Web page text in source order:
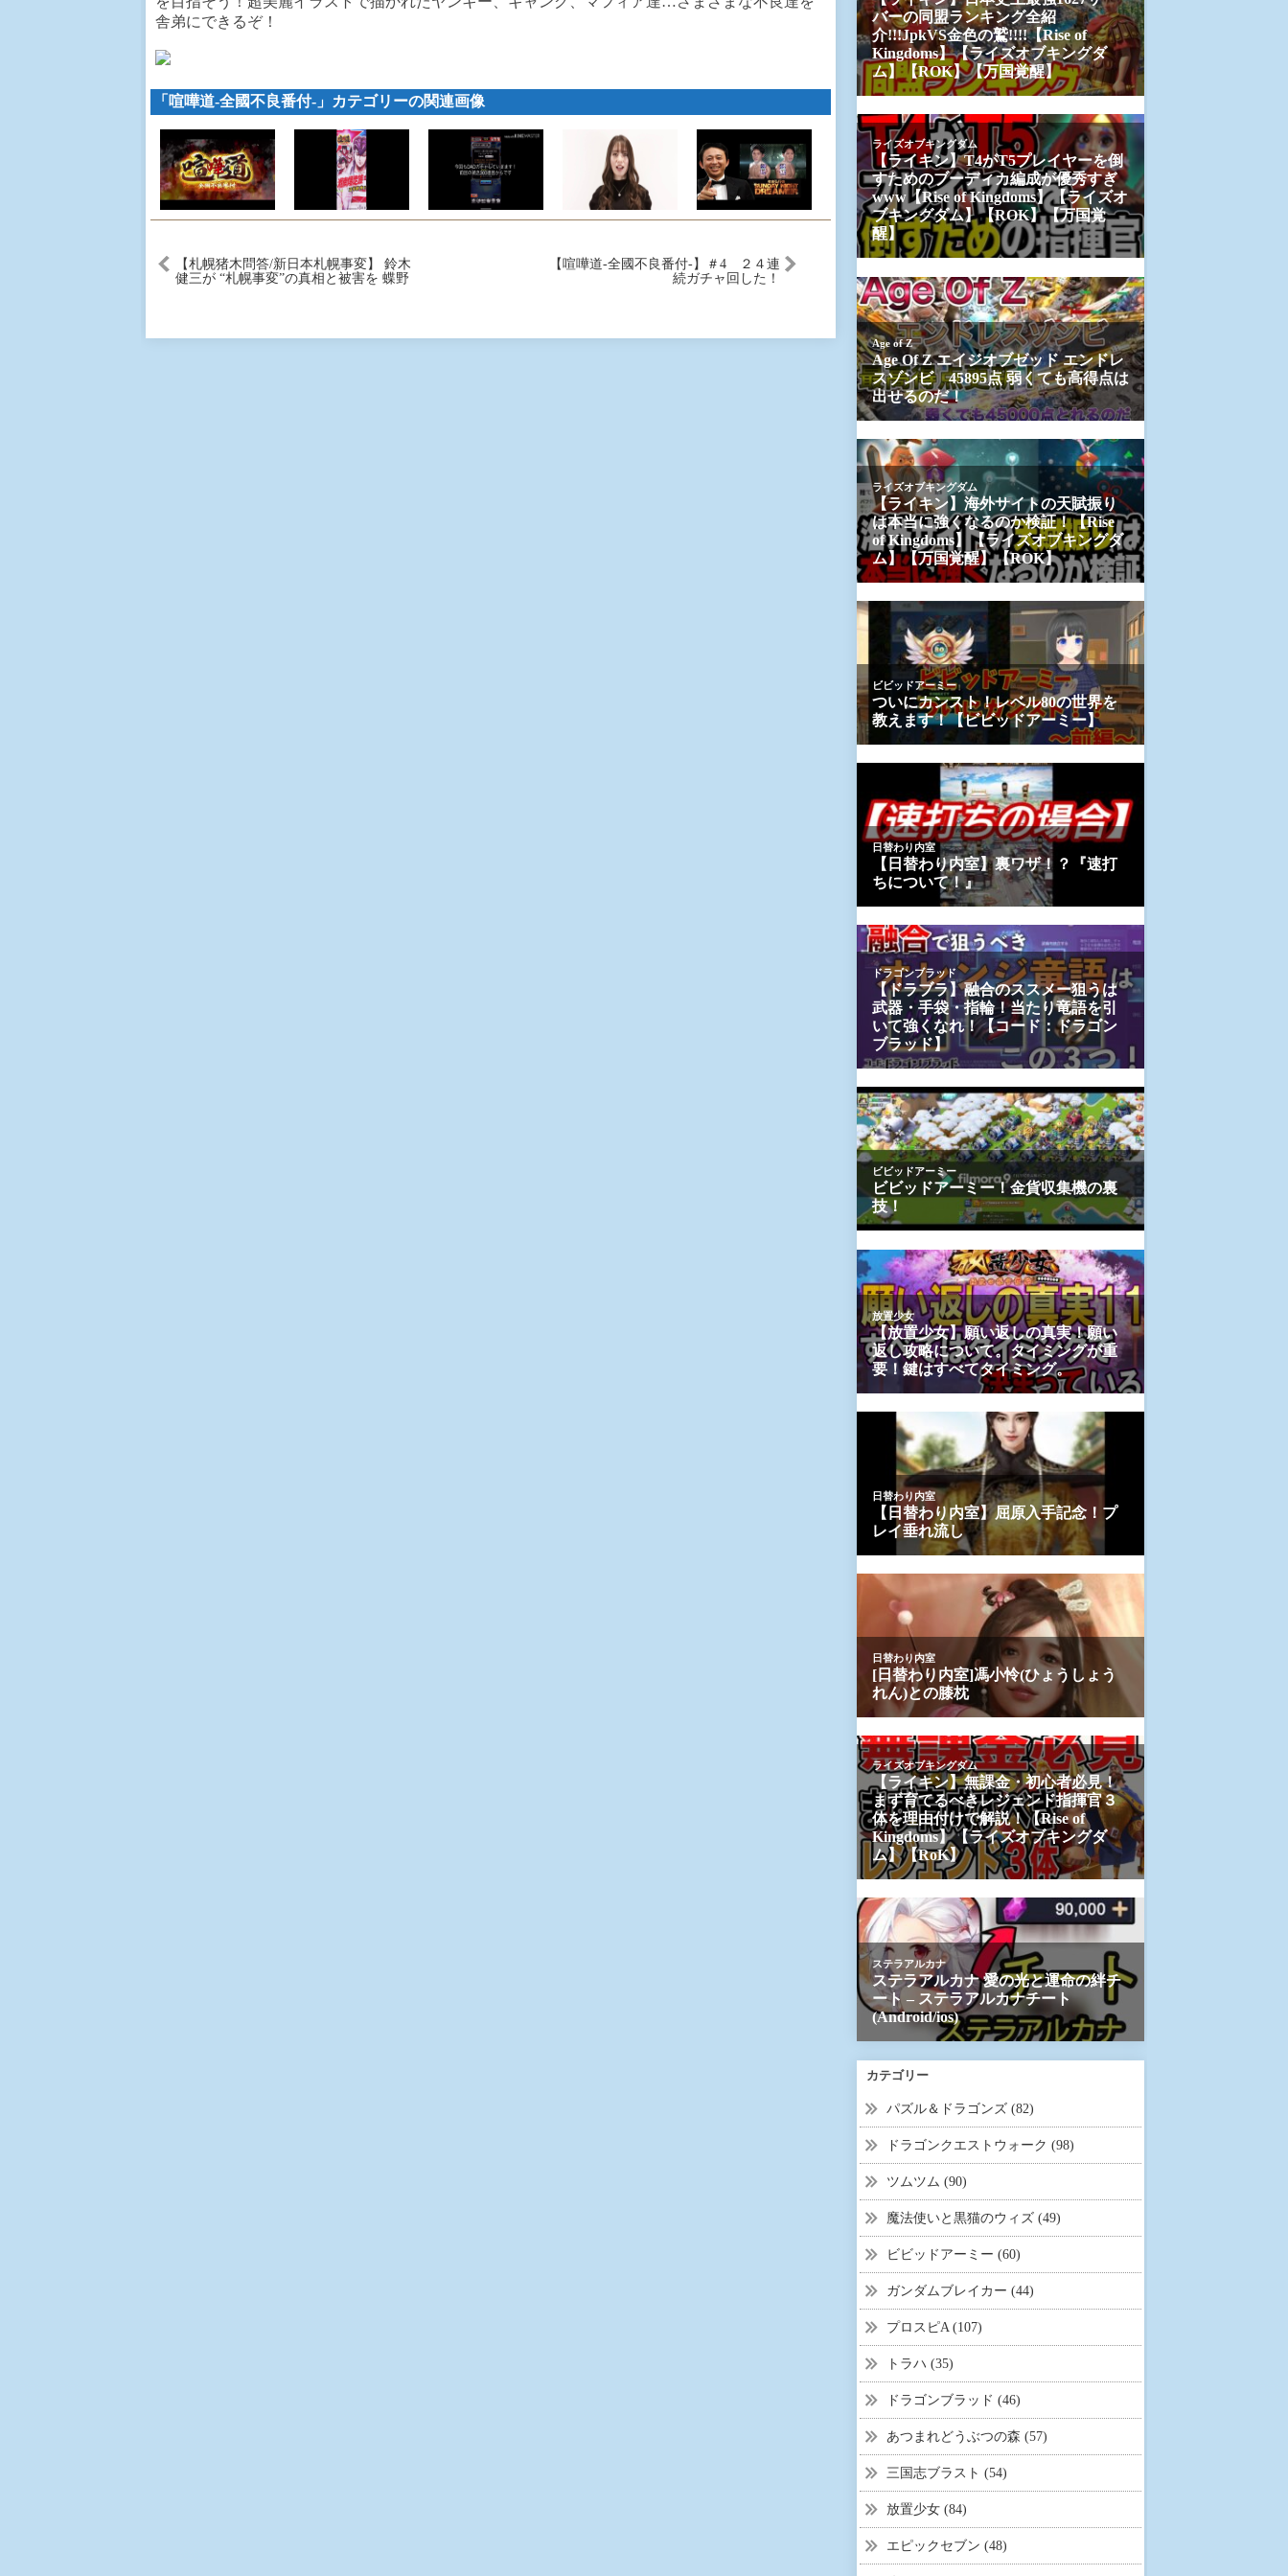
舎弟にできるぞ！
「喧嘩道-全國不良番付-」カテゴリーの関連画像
【札幌猪木問答/新日本札幌事変】 鈴木
健三が “札幌事変”の真相と被害を 蝶野
【喧嘩道-全國不良番付-】＃4 ２４連
続ガチャ回した！
カテゴリー
パズル＆ドラゴンズ (82)
ドラゴンクエストウォーク (98)
ツムツム (90)
魔法使いと黒猫のウィズ (49)
ビビッドアーミー (60)
ガンダムブレイカー (44)
プロスピA (107)
トラハ (35)
ドラゴンブラッド (46)
あつまれどうぶつの森 (57)
三国志ブラスト (54)
放置少女 (84)
エピックセブン (48)